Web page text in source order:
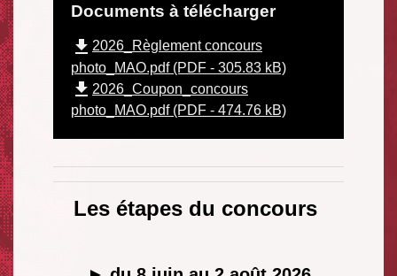
Documents à télécharger
file_download 2026_Règlement concours
photo_MAO.pdf (PDF - 305.83 kB)
file_download 2026_Coupon_concours
photo_MAO.pdf (PDF - 474.76 kB)
Les étapes du concours